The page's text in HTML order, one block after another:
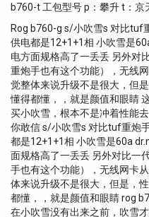
b760-t 工包型号 p：攀升 t：京
Rog b760-g s/小吹雪s 对比tuf
供电都是12+1+1相 小吹雪是
电方面规格高了一丢丢 另外对
重炮手也有这个功能），无线
觉整体来说升级不是很大，但
懂得都懂，，就是颜值和眼睛
买小吹雪，根本不是冲着性能
你敢信 s/小吹雪s 对比tuf重炮
都是12+1+1相 小吹雪是60a
面规格高了一丢丢 另外对比一
手也有这个功能），无线网卡
体来说升级不是很大，但是，
都懂，，就是颜值和眼睛 rog
在小吹雪没有出来之前，吹雪